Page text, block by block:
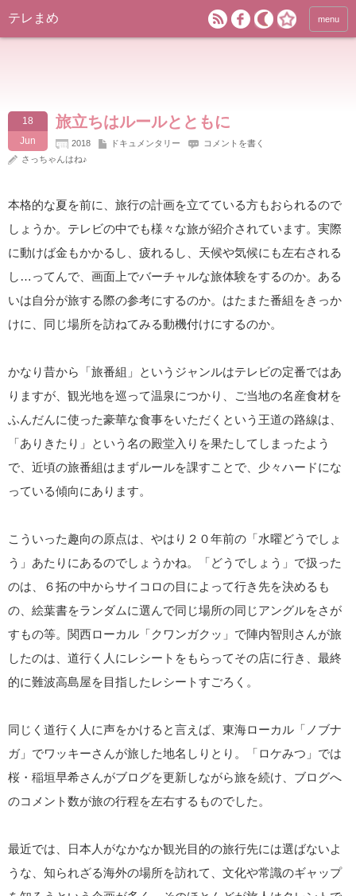
テレまめ menu
18
Jun
旅立ちはルールとともに
2018 ドキュメンタリー
コメントを書く
さっちゃんはね♪
本格的な夏を前に、旅行の計画を立てている方もおられるので
しょうか。テレビの中でも様々な旅が紹介されています。実際
に動けば金もかかるし、疲れるし、天候や気候にも左右される
し…ってんで、画面上でバーチャルな旅体験をするのか。ある
いは自分が旅する際の参考にするのか。はたまた番組をきっか
けに、同じ場所を訪ねてみる動機付けにするのか。
かなり昔から「旅番組」というジャンルはテレビの定番ではあ
りますが、観光地を巡って温泉につかり、ご当地の名産食材を
ふんだんに使った豪華な食事をいただくという王道の路線は、
「ありきたり」という名の殿堂入りを果たしてしまったよう
で、近頃の旅番組はまずルールを課すことで、少々ハードにな
っている傾向にあります。
こういった趣向の原点は、やはり２０年前の「水曜どうでしょ
う」あたりにあるのでしょうかね。「どうでしょう」で扱った
のは、６拓の中からサイコロの目によって行き先を決めるも
の、絵葉書をランダムに選んで同じ場所の同じアングルをさが
すもの等。関西ローカル「クワンガクッ」で陣内智則さんが旅
したのは、道行く人にレシートをもらってその店に行き、最終
的に難波高島屋を目指したレシートすごろく。
同じく道行く人に声をかけると言えば、東海ローカル「ノブナ
ガ」でワッキーさんが旅した地名しりとり。「ロケみつ」では
桜・稲垣早希さんがブログを更新しながら旅を続け、ブログへ
のコメント数が旅の行程を左右するものでした。
最近では、日本人がなかなか観光目的の旅行先には選ばないよ
うな、知られざる海外の場所を訪れて、文化や常識のギャップ